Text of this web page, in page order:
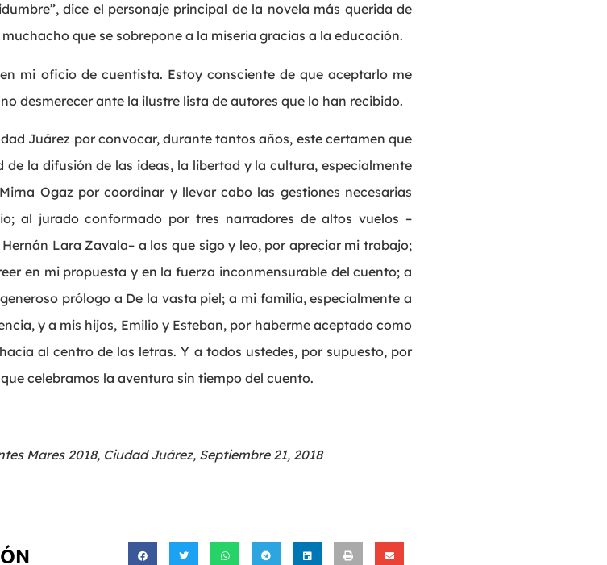
dice el personaje principal de la novela más querida de
que se sobrepone a la miseria gracias a la educación.
mi oficio de cuentista. Estoy consciente de que aceptarlo me
desmerecer ante la ilustre lista de autores que lo han recibido.
Juárez por convocar, durante tantos años, este certamen que
la difusión de las ideas, la libertad y la cultura, especialmente
Ogaz por coordinar y llevar cabo las gestiones necesarias
al jurado conformado por tres narradores de altos vuelos –
Lara Zavala– a los que sigo y leo, por apreciar mi trabajo;
en mi propuesta y en la fuerza inconmensurable del cuento; a
prólogo a De la vasta piel; a mi familia, especialmente a
y a mis hijos, Emilio y Esteban, por haberme aceptado como
al centro de las letras. Y a todos ustedes, por supuesto, por
celebramos la aventura sin tiempo del cuento.
Mares 2018, Ciudad Juárez, Septiembre 21, 2018